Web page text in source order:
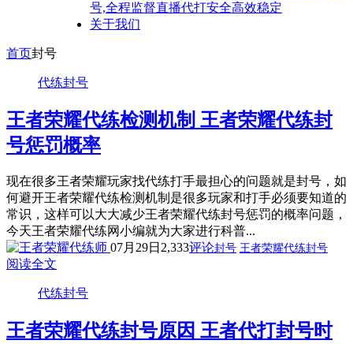
号,全程监督直播代打安全高效稳定
关于我们
首页封号
代练封号
王者荣耀代练检测机制 王者荣耀代练封
号惩罚概率
现在很多王者荣耀玩家找代练打手最担心的问题就是封号，如
何避开王者荣耀代练检测机制是很多玩家和打手必须要知道的
常识，这样可以大大减少王者荣耀代练封号惩罚的概率问题，
今天王者荣耀代练网小编就为大家进行科普...
07月29日 2,333评论封号 王者荣耀代练封号
阅读全文
代练封号
王者荣耀代练封号原因 王者代打封号时